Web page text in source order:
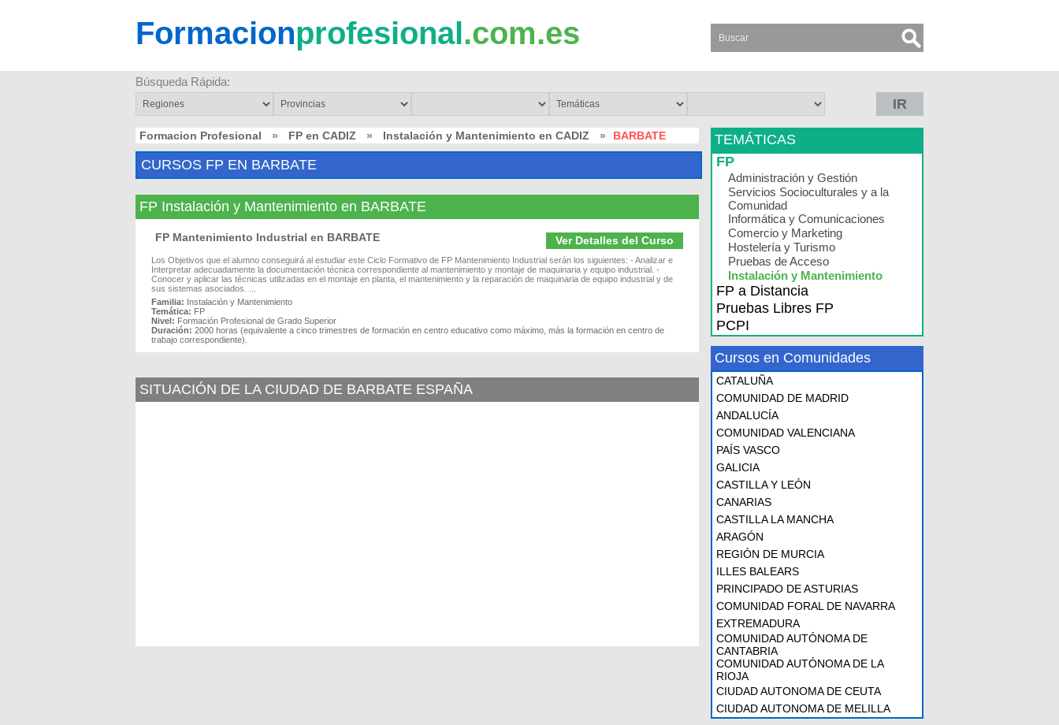
Formacionprofesional.com.es
Búsqueda Rápida:
IR
Formacion Profesional » FP en CADIZ » Instalación y Mantenimiento en CADIZ » BARBATE
CURSOS FP EN BARBATE
FP Instalación y Mantenimiento en BARBATE
Ver Detalles del Curso
FP Mantenimiento Industrial en BARBATE
Los Objetivos que el alumno conseguirá al estudiar este Ciclo Formativo de FP Mantenimiento Industrial serán los siguientes: - Analizar e
Interpretar adecuadamente la documentación técnica correspondiente al mantenimiento y montaje de maquinaria y equipo industrial. -
Conocer y aplicar las técnicas utilizadas en el montaje en planta, el mantenimiento y la reparación de maquinaria de equipo industrial y de
sus sistemas asociados. ...
Familia: Instalación y Mantenimiento
Temática: FP
Nivel: Formación Profesional de Grado Superior
Duración: 2000 horas (equivalente a cinco trimestres de formación en centro educativo como máximo, más la formación en centro de
trabajo correspondiente).
SITUACIÓN DE LA CIUDAD DE BARBATE ESPAÑA
TEMÁTICAS
FP
Administración y Gestión
Servicios Socioculturales y a la
Comunidad
Informática y Comunicaciones
Comercio y Marketing
Hostelería y Turismo
Pruebas de Acceso
Instalación y Mantenimiento
FP a Distancia
Pruebas Libres FP
PCPI
Cursos en Comunidades
CATALUÑA
COMUNIDAD DE MADRID
ANDALUCÍA
COMUNIDAD VALENCIANA
PAÍS VASCO
GALICIA
CASTILLA Y LEÓN
CANARIAS
CASTILLA LA MANCHA
ARAGÓN
REGIÓN DE MURCIA
ILLES BALEARS
PRINCIPADO DE ASTURIAS
COMUNIDAD FORAL DE NAVARRA
EXTREMADURA
COMUNIDAD AUTÓNOMA DE
CANTABRIA
COMUNIDAD AUTÓNOMA DE LA
RIOJA
CIUDAD AUTONOMA DE CEUTA
CIUDAD AUTONOMA DE MELILLA